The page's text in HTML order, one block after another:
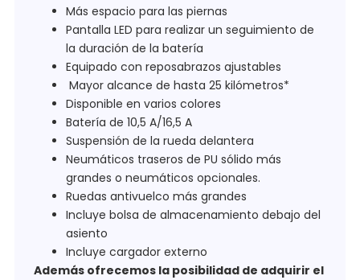
Más espacio para las piernas
Pantalla LED para realizar un seguimiento de
la duración de la batería
Equipado con reposabrazos ajustables
Mayor alcance de hasta 25 kilómetros*
Disponible en varios colores
Batería de 10,5 A/16,5 A
Suspensión de la rueda delantera
Neumáticos traseros de PU sólido más
grandes o neumáticos opcionales.
Ruedas antivuelco más grandes
Incluye bolsa de almacenamiento debajo del
asiento
Incluye cargador externo
Además ofrecemos la posibilidad de adquirir el